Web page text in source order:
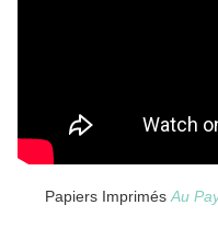
Papiers Imprimés Au